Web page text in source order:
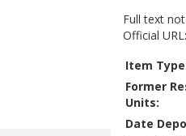
Full text
Official URL:
Item
Former
Units:
Date